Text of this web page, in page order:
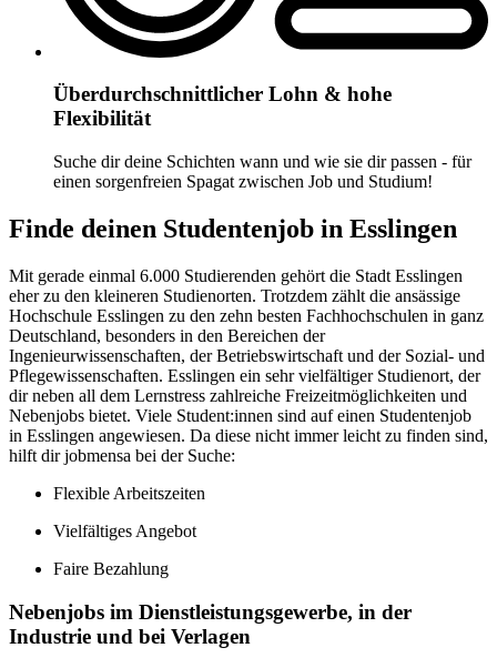
Überdurchschnittlicher Lohn & hohe
Flexibilität
Suche dir deine Schichten wann und wie sie dir passen - für
einen sorgenfreien Spagat zwischen Job und Studium!
Finde deinen Studentenjob in Esslingen
Mit gerade einmal 6.000 Studierenden gehört die Stadt Esslingen
eher zu den kleineren Studienorten. Trotzdem zählt die ansässige
Hochschule Esslingen zu den zehn besten Fachhochschulen in ganz
Deutschland, besonders in den Bereichen der
Ingenieurwissenschaften, der Betriebswirtschaft und der Sozial- und
Pflegewissenschaften. Esslingen ein sehr vielfältiger Studienort, der
dir neben all dem Lernstress zahlreiche Freizeitmöglichkeiten und
Nebenjobs bietet. Viele Student:innen sind auf einen Studentenjob
in Esslingen angewiesen. Da diese nicht immer leicht zu finden sind,
hilft dir jobmensa bei der Suche:
Flexible Arbeitszeiten
Vielfältiges Angebot
Faire Bezahlung
Nebenjobs im Dienstleistungsgewerbe, in der
Industrie und bei Verlagen